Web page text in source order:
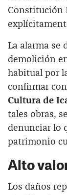
Constitución
La alarma se
demolición
habitual por
confirmar
Cultura de
tales obras,
denunciar lo
patrimonio
Alto
Los daños